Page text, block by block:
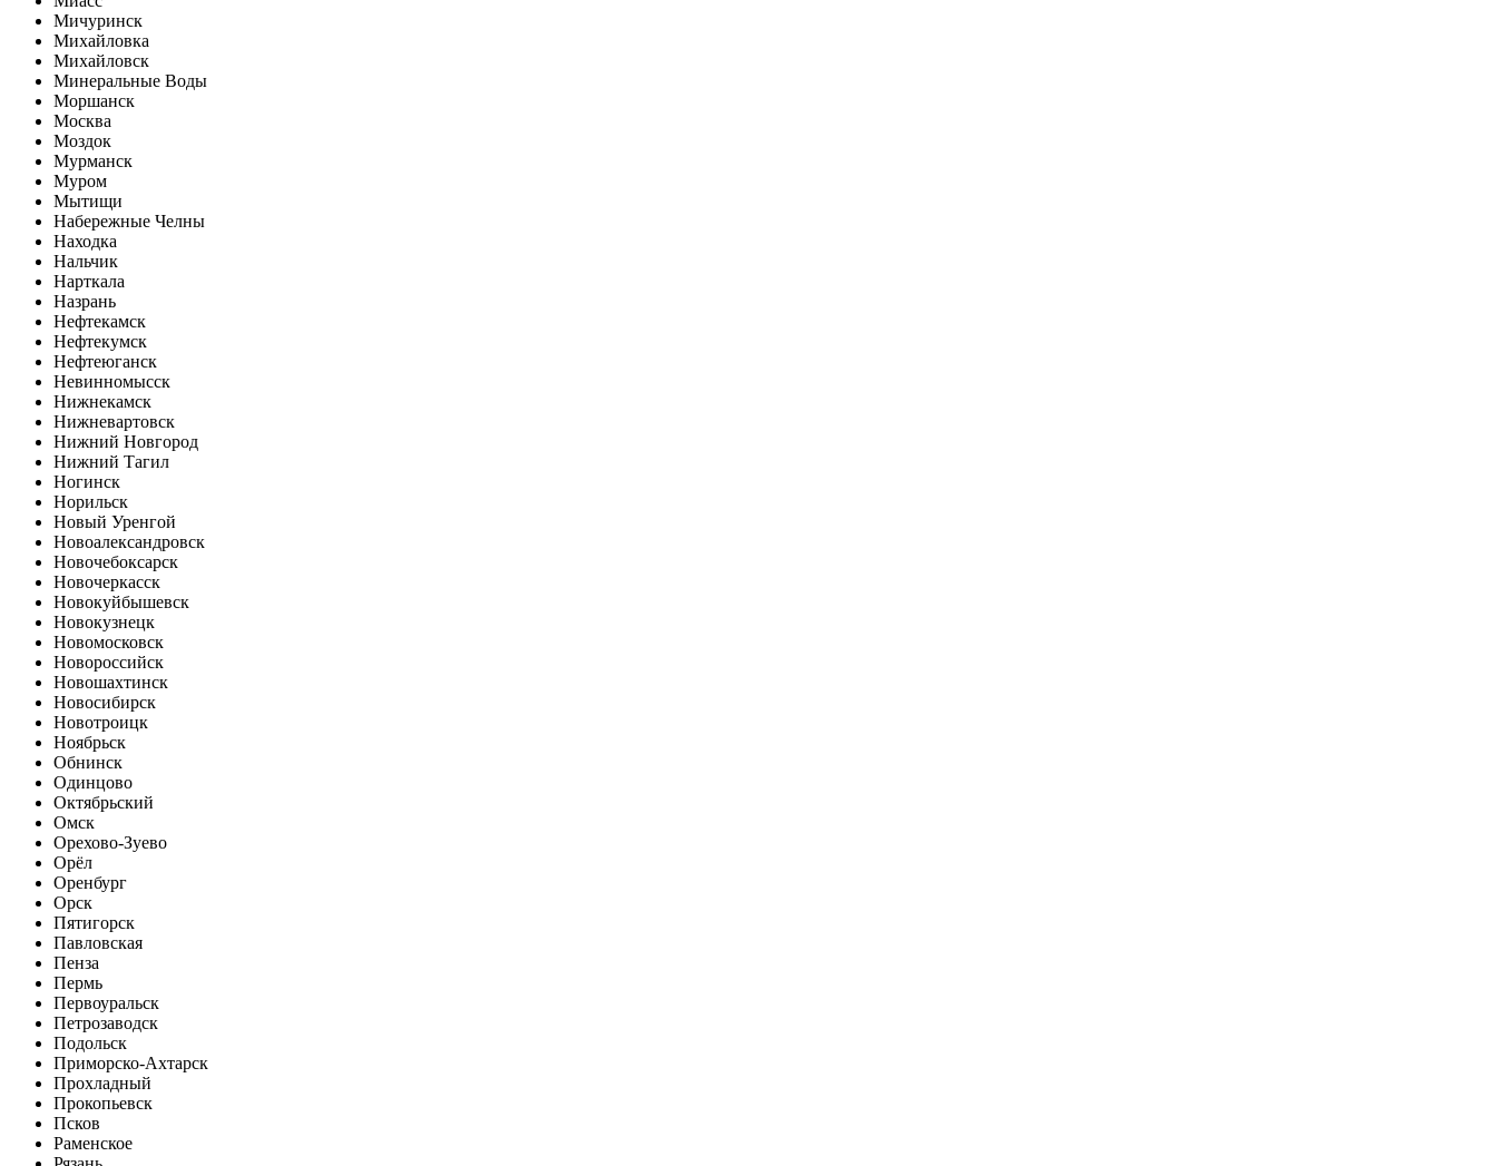
Мичуринск
Михайловка
Михайловск
Минеральные Воды
Моршанск
Москва
Моздок
Мурманск
Муром
Мытищи
Набережные Челны
Находка
Нальчик
Нарткала
Назрань
Нефтекамск
Нефтекумск
Нефтеюганск
Невинномысск
Нижнекамск
Нижневартовск
Нижний Новгород
Нижний Тагил
Ногинск
Норильск
Новый Уренгой
Новоалександровск
Новочебоксарск
Новочеркасск
Новокуйбышевск
Новокузнецк
Новомосковск
Новороссийск
Новошахтинск
Новосибирск
Новотроицк
Ноябрьск
Обнинск
Одинцово
Октябрьский
Омск
Орехово-Зуево
Орёл
Оренбург
Орск
Пятигорск
Павловская
Пенза
Пермь
Первоуральск
Петрозаводск
Подольск
Приморско-Ахтарск
Прохладный
Прокопьевск
Псков
Раменское